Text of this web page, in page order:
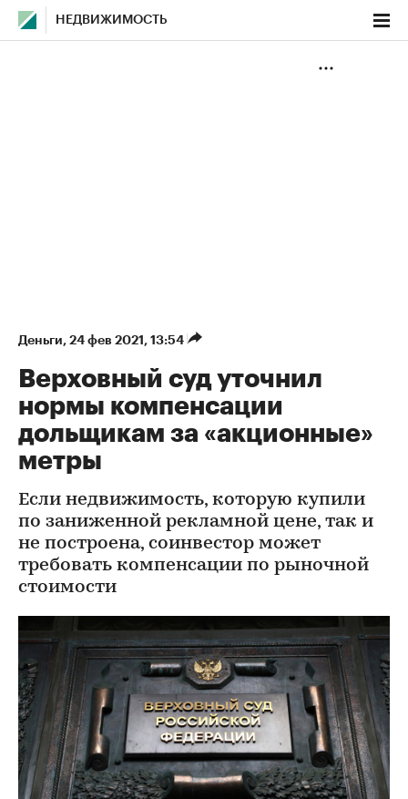
НЕДВИЖИМОСТЬ
Деньги⁠, 24 фев 2021, 13:54
Верховный суд уточнил
нормы компенсации
дольщикам за «акционные»
метры
Если недвижимость, которую купили
по заниженной рекламной цене, так и
не построена, соинвестор может
требовать компенсации по рыночной
стоимости